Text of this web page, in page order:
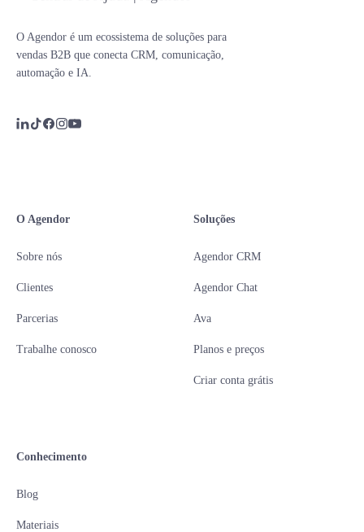
O Agendor é um ecossistema de soluções para
vendas B2B que conecta CRM, comunicação,
automação e IA.
O Agendor
Sobre nós
Clientes
Parcerias
Trabalhe conosco
Soluções
Agendor CRM
Agendor Chat
Ava
Planos e preços
Criar conta grátis
Conhecimento
Blog
Materiais